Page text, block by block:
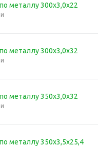
металлу 300х3,0х22
металлу 300х3,0х32
металлу 350х3,0х32
металлу 350х3,5х25,4